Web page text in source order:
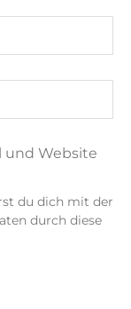
und Website
du dich mit der
durch diese